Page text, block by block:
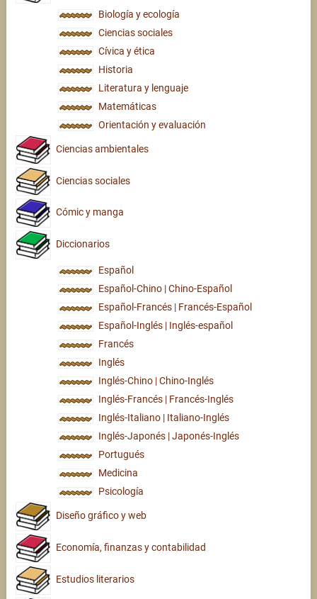
Biología y ecología
Ciencias sociales
Cívica y ética
Historia
Literatura y lenguaje
Matemáticas
Orientación y evaluación
Ciencias ambientales
Ciencias sociales
Cómic y manga
Diccionarios
Español
Español-Chino | Chino-Español
Español-Francés | Francés-Español
Español-Inglés | Inglés-español
Francés
Inglés
Inglés-Chino | Chino-Inglés
Inglés-Francés | Francés-Inglés
Inglés-Italiano | Italiano-Inglés
Inglés-Japonés | Japonés-Inglés
Portugués
Medicina
Psicología
Diseño gráfico y web
Economía, finanzas y contabilidad
Estudios literarios